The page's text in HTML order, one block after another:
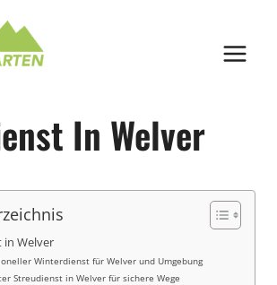
In Welver
in Welver
Winterdienst für Welver und Umgebung
Streudienst in Welver für sichere Wege